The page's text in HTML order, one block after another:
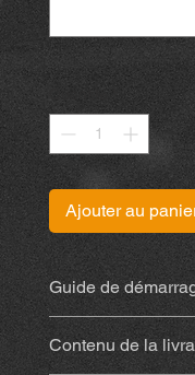
Quantité
Ajouter au
Guide de
Retrouvez la notice
Contenu de la